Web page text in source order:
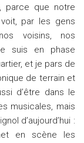
parce que notre
par les gens
voisins, nos
suis en phase
et je pars de
de terrain et
d’être dans le
musicales, mais
d’aujourd’hui :
en scène les